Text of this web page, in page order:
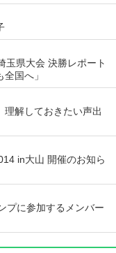
玉県大会 決勝レポート
国へ」
解しておきたい声出
in大山 開催のお知ら
プに参加するメンバー